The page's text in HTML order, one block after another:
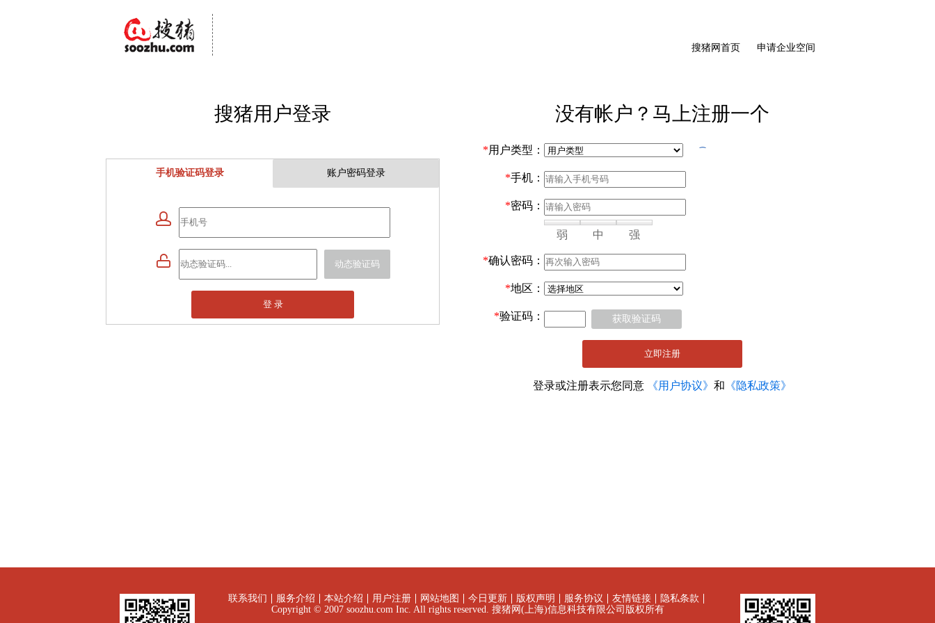
搜猪网首页 申请企业空间
搜猪用户登录
手机验证码登录 账户密码登录

 动态验证码
登 录
没有帐户？马上注册一个
*用户类型：
*手机：
*密码：
弱 中 强
*确认密码：
*地区：
*验证码： 获取验证码
立即注册
登录或注册表示您同意 《用户协议》 和 《隐私政策》
联系我们 服务介绍 本站介绍 用户注册 网站地图 今日更新 版权声明 服务协议 友情链接
隐私条款
Copyright © 2007 soozhu.com Inc. All rights reserved. 搜猪网(上海)信息科技有限公司版权所有